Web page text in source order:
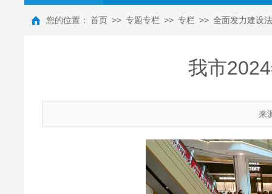
您的位置： 首页 >> 专题专栏 >> 专栏 >> 全面发力建设
我市
来